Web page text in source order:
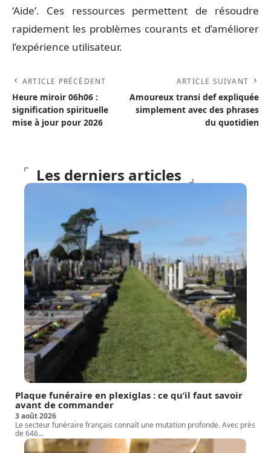
‘Aide’. Ces ressources permettent de résoudre
rapidement les problèmes courants et d’améliorer
l’expérience utilisateur.
ARTICLE PRÉCÉDENT
Heure miroir 06h06 :
signification spirituelle
mise à jour pour 2026
ARTICLE SUIVANT
Amoureux transi def expliquée
simplement avec des phrases
du quotidien
Les derniers articles
Plaque funéraire en plexiglas : ce qu’il faut savoir
avant de commander
3 août 2026
Le secteur funéraire français connaît une mutation profonde. Avec près
de 646…